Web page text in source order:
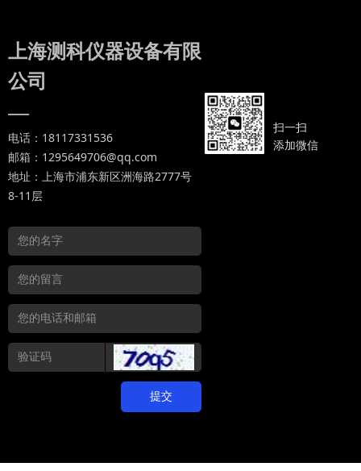
提交
上海测科仪器设备有限
公司
—
电话：18117331536
邮箱：1295649706@qq.com
地址：上海市浦东新区洲海路2777号
8-11层
扫一扫
添加微信